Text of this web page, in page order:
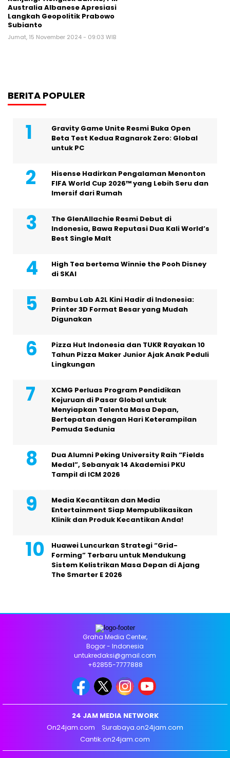
Australia Albanese Apresiasi
Langkah Geopolitik Prabowo
Subianto
Jumat, 15 November 2024 - 09:03 WIB
BERITA POPULER
Gravity Game Unite Resmi Buka Open
Beta Test Kedua Ragnarok Zero: Global
untuk PC
Hisense Hadirkan Pengalaman Menonton
FIFA World Cup 2026™ yang Lebih Seru dan
Imersif dari Rumah
The GlenAllachie Resmi Debut di
Indonesia, Bawa Reputasi Dua Kali World’s
Best Single Malt
High Tea bertema Winnie the Pooh Disney
di SKAI
Bambu Lab A2L Kini Hadir di Indonesia:
Printer 3D Format Besar yang Mudah
Digunakan
Pizza Hut Indonesia dan TUKR Rayakan 10
Tahun Pizza Maker Junior Ajak Anak Peduli
Lingkungan
XCMG Perluas Program Pendidikan
Kejuruan di Pasar Global untuk
Menyiapkan Talenta Masa Depan,
Bertepatan dengan Hari Keterampilan
Pemuda Sedunia
Dua Alumni Peking University Raih “Fields
Medal”, Sebanyak 14 Akademisi PKU
Tampil di ICM 2026
Media Kecantikan dan Media
Entertainment Siap Mempublikasikan
Klinik dan Produk Kecantikan Anda!
Huawei Luncurkan Strategi “Grid-
Forming” Terbaru untuk Mendukung
Sistem Kelistrikan Masa Depan di Ajang
The Smarter E 2026
Graha Media Center,
Bogor - Indonesia
untukredaksi@gmail.com
+62855-7777888
24 JAM MEDIA NETWORK
On24jam.com
Surabaya.on24jam.com
Cantik.on24jam.com